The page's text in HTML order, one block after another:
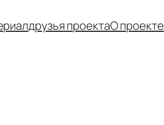
друзья проектаО проекте